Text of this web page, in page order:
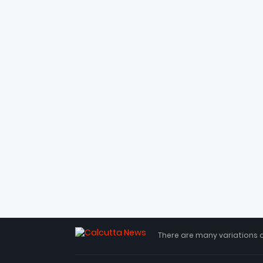
There are many variations